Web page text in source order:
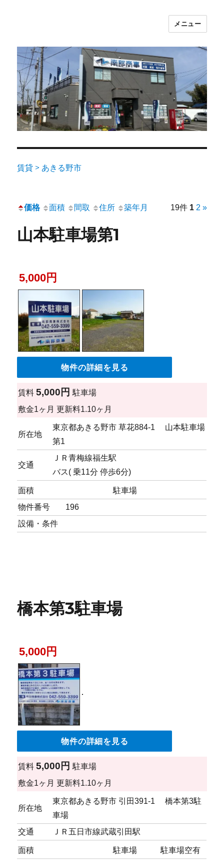
メニュー
賃貸 > あきる野市
価格 面積 間取 住所 築年月 19件 1 2 »
山本駐車場第1
5,000円
物件の詳細を見る
賃料 5,000円駐車場
敷金1ヶ月 更新料1.10ヶ月
所在地
東京都あきる野市 草花884-1 山本駐車場
第1
交通
ＪＲ青梅線福生駅
バス( 乗11分 停歩6分)
面積
駐車場
物件番号
196
設備・条件
橋本第3駐車場
5,000円
物件の詳細を見る
賃料 5,000円駐車場
敷金1ヶ月 更新料1.10ヶ月
所在地
東京都あきる野市 引田391-1 橋本第3駐
車場
交通
ＪＲ五日市線武蔵引田駅
面積 駐車場 駐車場空有